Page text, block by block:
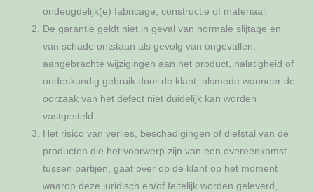
ondeugdelijk(e) fabricage, constructie of materiaal.
De garantie geldt niet in geval van normale slijtage en
van schade ontstaan als gevolg van ongevallen,
aangebrachte wijzigingen aan het product, nalatigheid of
ondeskundig gebruik door de klant, alsmede wanneer de
oorzaak van het defect niet duidelijk kan worden
vastgesteld.
Het risico van verlies, beschadigingen of diefstal van de
producten die het voorwerp zijn van een overeenkomst
tussen partijen, gaat over op de klant op het moment
waarop deze juridisch en/of feitelijk worden geleverd,